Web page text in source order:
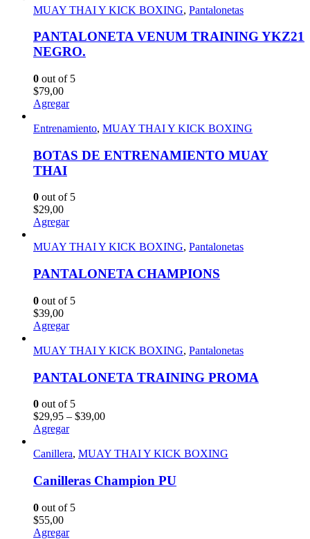
MUAY THAI Y KICK BOXING, Pantalonetas
PANTALONETA VENUM TRAINING YKZ21
NEGRO.
0 out of 5
$79,00
Agregar
Entrenamiento, MUAY THAI Y KICK BOXING
BOTAS DE ENTRENAMIENTO MUAY
THAI
0 out of 5
$29,00
Agregar
MUAY THAI Y KICK BOXING, Pantalonetas
PANTALONETA CHAMPIONS
0 out of 5
$39,00
Agregar
MUAY THAI Y KICK BOXING, Pantalonetas
PANTALONETA TRAINING PROMA
0 out of 5
$29,95 – $39,00
Agregar
Canillera, MUAY THAI Y KICK BOXING
Canilleras Champion PU
0 out of 5
$55,00
Agregar